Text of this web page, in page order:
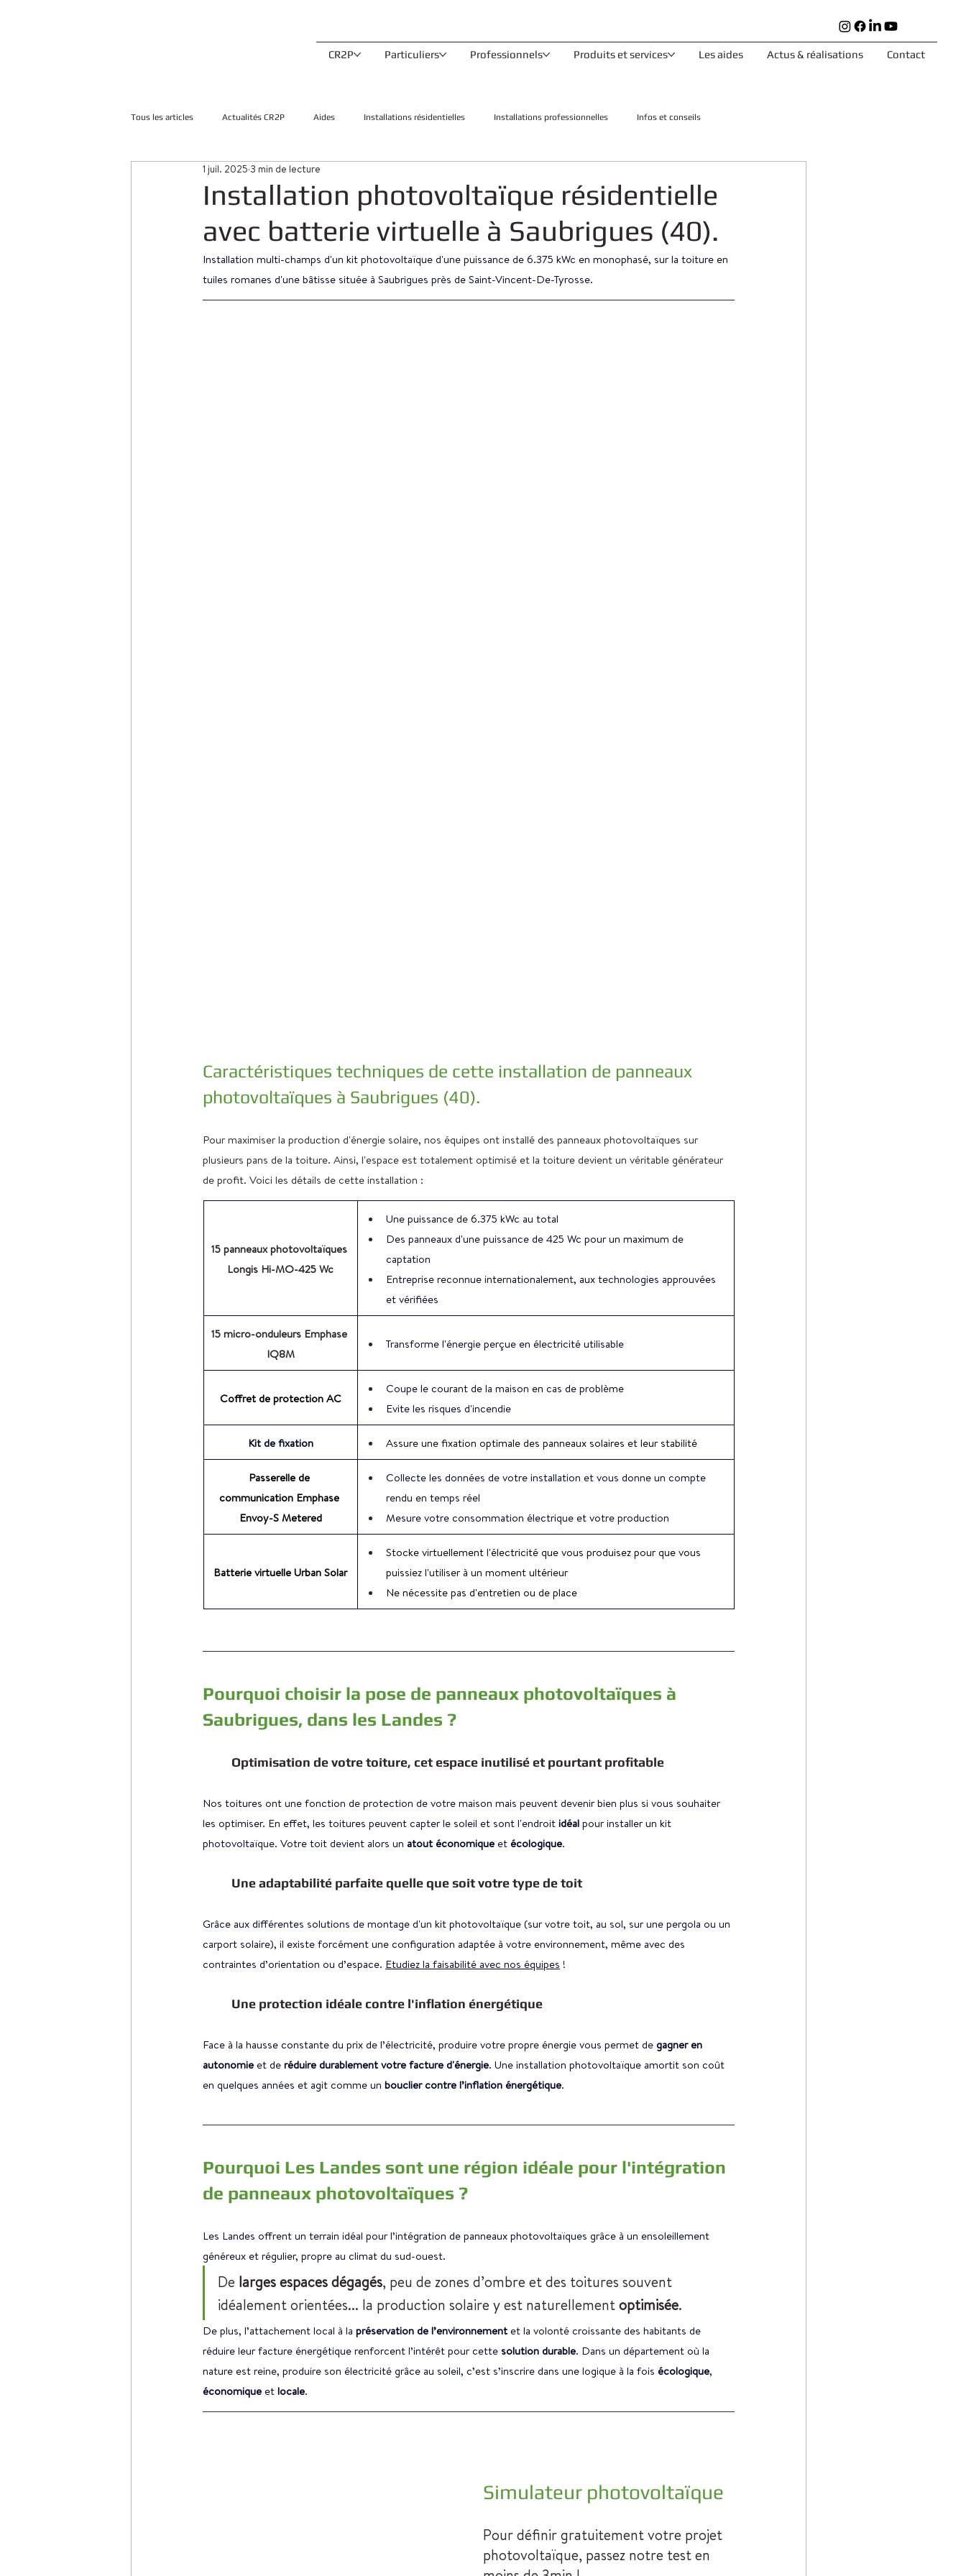
CR2P Particuliers Professionnels Produits et services Les aides Actus & réalisations Contact
Tous les articles Actualités CR2P Aides Installations résidentielles Installations professionnelles Infos et conseils
Installation photovoltaïque résidentielle
avec batterie virtuelle à Saubrigues (40).
1 juil. 2025 3 min de lecture
Installation multi-champs d'un kit photovoltaïque d'une puissance de 6.375 kWc en monophasé, sur la toiture en
tuiles romanes d'une bâtisse située à Saubrigues près de Saint-Vincent-De-Tyrosse.
Caractéristiques techniques de cette installation de panneaux
photovoltaïques à Saubrigues (40).
Pour maximiser la production d'énergie solaire, nos équipes ont installé des panneaux photovoltaïques sur
plusieurs pans de la toiture. Ainsi, l'espace est totalement optimisé et la toiture devient un véritable générateur
de profit. Voici les détails de cette installation :
15 panneaux photovoltaïques
Longis Hi-MO-425 Wc
Une puissance de 6.375 kWc au total
Des panneaux d'une puissance de 425 Wc pour un maximum de
captation
Entreprise reconnue internationalement, aux technologies approuvées
et vérifiées
15 micro-onduleurs Emphase
IQ8M
Transforme l'énergie perçue en électricité utilisable
Coffret de protection AC
Coupe le courant de la maison en cas de problème
Evite les risques d'incendie
Kit de fixation Assure une fixation optimale des panneaux solaires et leur stabilité
Passerelle de
communication Emphase
Envoy-S Metered
Collecte les données de votre installation et vous donne un compte
rendu en temps réel
Mesure votre consommation électrique et votre production
Batterie virtuelle Urban Solar
Stocke virtuellement l'électricité que vous produisez pour que vous
puissiez l'utiliser à un moment ultérieur
Ne nécessite pas d'entretien ou de place
Pourquoi choisir la pose de panneaux photovoltaïques à
Saubrigues, dans les Landes ?
Optimisation de votre toiture, cet espace inutilisé et pourtant profitable
Nos toitures ont une fonction de protection de votre maison mais peuvent devenir bien plus si vous souhaiter
les optimiser. En effet, les toitures peuvent capter le soleil et sont l'endroit idéal pour installer un kit
photovoltaïque. Votre toit devient alors un atout économique et écologique.
Une adaptabilité parfaite quelle que soit votre type de toit
Grâce aux différentes solutions de montage d'un kit photovoltaïque (sur votre toit, au sol, sur une pergola ou un
carport solaire), il existe forcément une configuration adaptée à votre environnement, même avec des
contraintes d’orientation ou d’espace. Etudiez la faisabilité avec nos équipes !
Une protection idéale contre l'inflation énergétique
Face à la hausse constante du prix de l’électricité, produire votre propre énergie vous permet de gagner en
autonomie et de réduire durablement votre facture d'énergie. Une installation photovoltaïque amortit son coût
en quelques années et agit comme un bouclier contre l’inflation énergétique.
Pourquoi Les Landes sont une région idéale pour l'intégration
de panneaux photovoltaïques ?
Les Landes offrent un terrain idéal pour l’intégration de panneaux photovoltaïques grâce à un ensoleillement
généreux et régulier, propre au climat du sud-ouest.
De larges espaces dégagés, peu de zones d’ombre et des toitures souvent
idéalement orientées... la production solaire y est naturellement optimisée.
De plus, l’attachement local à la préservation de l’environnement et la volonté croissante des habitants de
réduire leur facture énergétique renforcent l’intérêt pour cette solution durable. Dans un département où la
nature est reine, produire son électricité grâce au soleil, c’est s’inscrire dans une logique à la fois écologique,
économique et locale.
Simulateur photovoltaïque
Pour définir gratuitement votre projet
photovoltaïque, passez notre test en